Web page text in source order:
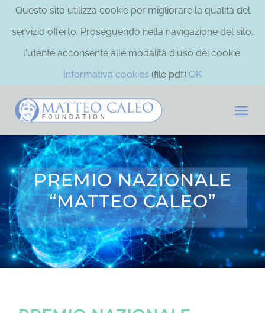
Questo sito utilizza cookie per migliorare la qualità del
servizio offerto. Proseguendo nella navigazione del sito,
l'utente acconsente alle modalità d'uso dei cookie.
Informativa cookies (file pdf) OK
contenuto
HOME
LA FONDAZIONE
ATTIVITÀ
MATTEO
DONA
PREMIO NAZIONALE
“MATTEO CALEO”